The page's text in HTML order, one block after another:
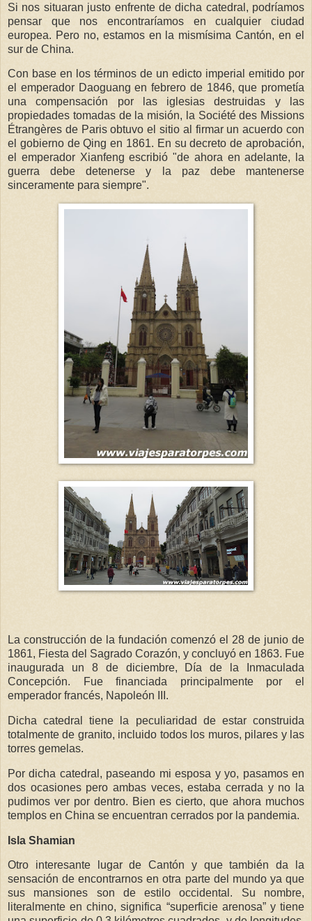
Si nos situaran justo enfrente de dicha catedral, podríamos
pensar que nos encontraríamos en cualquier ciudad
europea. Pero no, estamos en la mismísima Cantón, en el
sur de China.
Con base en los términos de un edicto imperial emitido por
el emperador Daoguang en febrero de 1846, que prometía
una compensación por las iglesias destruidas y las
propiedades tomadas de la misión, la Société des Missions
Étrangères de Paris obtuvo el sitio al firmar un acuerdo con
el gobierno de Qing en 1861. En su decreto de aprobación,
el emperador Xianfeng escribió "de ahora en adelante, la
guerra debe detenerse y la paz debe mantenerse
sinceramente para siempre".
La construcción de la fundación comenzó el 28 de junio de
1861, Fiesta del Sagrado Corazón, y concluyó en 1863. Fue
inaugurada un 8 de diciembre, Día de la Inmaculada
Concepción. Fue financiada principalmente por el
emperador francés, Napoleón III.
Dicha catedral tiene la peculiaridad de estar construida
totalmente de granito, incluido todos los muros, pilares y las
torres gemelas.
Por dicha catedral, paseando mi esposa y yo, pasamos en
dos ocasiones pero ambas veces, estaba cerrada y no la
pudimos ver por dentro. Bien es cierto, que ahora muchos
templos en China se encuentran cerrados por la pandemia.
Isla Shamian
Otro interesante lugar de Cantón y que también da la
sensación de encontrarnos en otra parte del mundo ya que
sus mansiones son de estilo occidental. Su nombre,
literalmente en chino, significa “superficie arenosa” y tiene